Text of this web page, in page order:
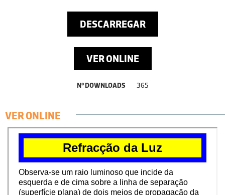
DESCARREGAR
VER ONLINE
Nº DOWNLOADS 365
VER ONLINE